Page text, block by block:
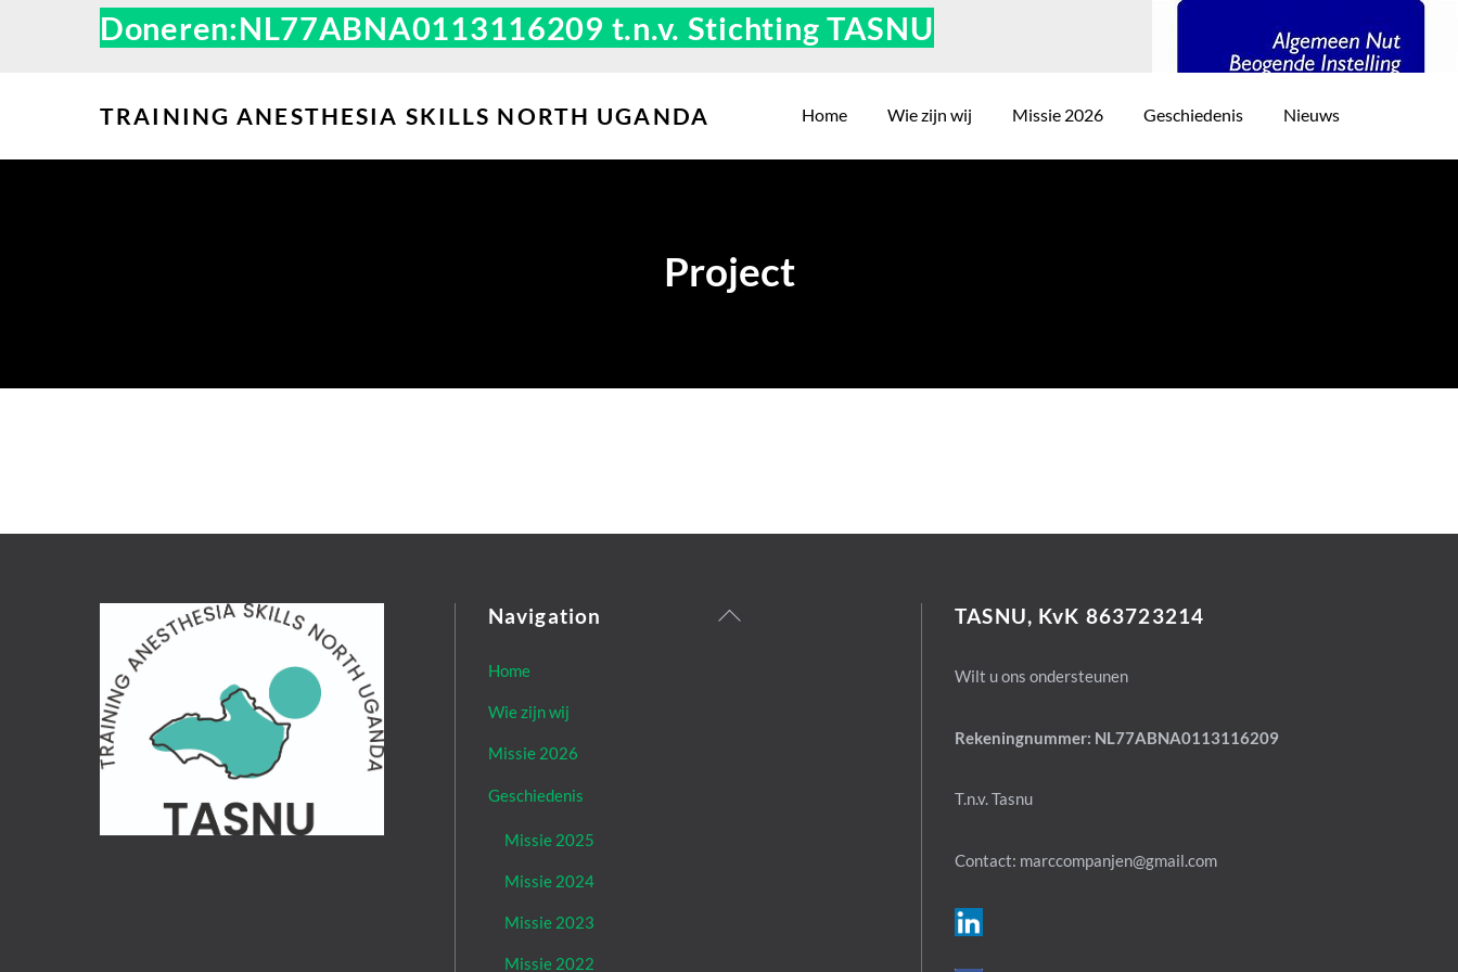
Doneren:NL77ABNA0113116209 t.n.v. Stichting TASNU
TRAINING ANESTHESIA SKILLS NORTH UGANDA Home Wie zijn wij Missie 2026 Geschiedenis Nieuws
Project
Back
Navigation
Home
Wie zijn wij
Missie 2026
Geschiedenis
Missie 2025
Missie 2024
Missie 2023
Missie 2022
TASNU, KvK 863723214
Wilt u ons ondersteunen
Rekeningnummer: NL77ABNA0113116209
T.n.v. Tasnu
Contact: marccompanjen@gmail.com